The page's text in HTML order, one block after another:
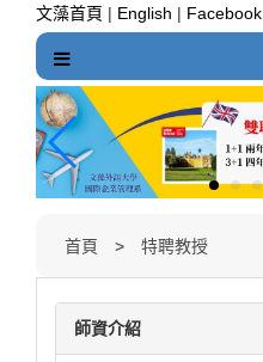
文藻首頁 | English | Facebook
首頁 特聘教授
師資介紹